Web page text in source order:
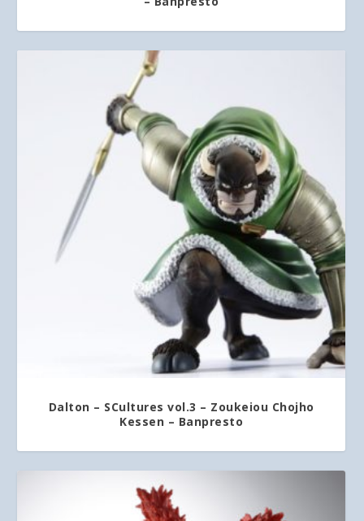
Dalton – SCultures vol.3 – Zoukeiou Chojho
Kessen – Banpresto